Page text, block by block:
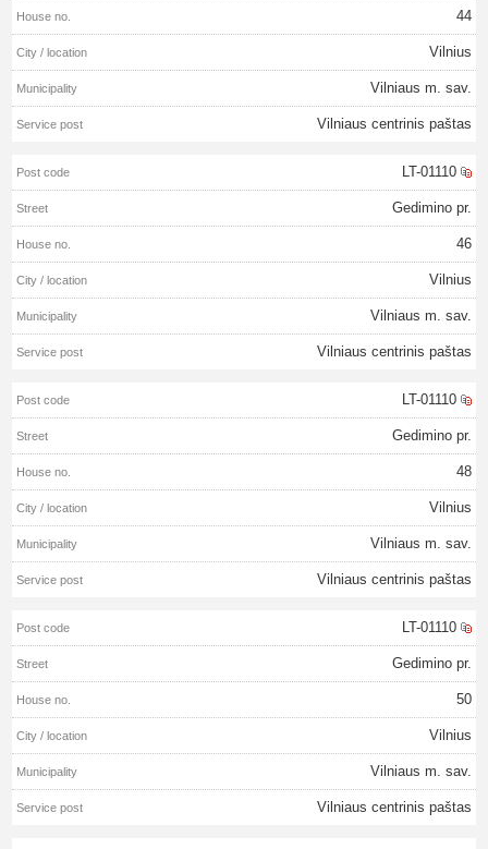
44
Vilnius
Vilniaus m. sav.
Vilniaus centrinis paštas
LT-01110
Gedimino pr.
46
Vilnius
Vilniaus m. sav.
Vilniaus centrinis paštas
LT-01110
Gedimino pr.
48
Vilnius
Vilniaus m. sav.
Vilniaus centrinis paštas
LT-01110
Gedimino pr.
50
Vilnius
Vilniaus m. sav.
Vilniaus centrinis paštas